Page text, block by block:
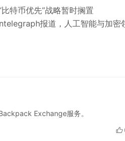
特币优先”战略暂时搁置
报道，人工智能与加密
Exchange服务。